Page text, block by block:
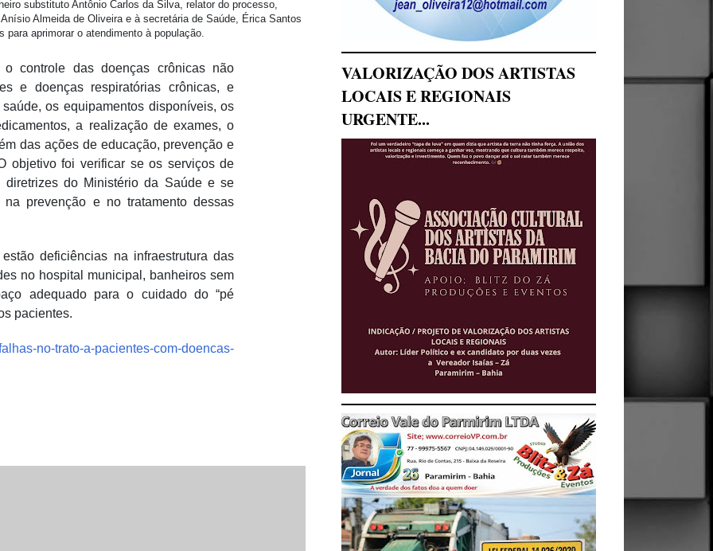
substituto Antônio Carlos da Silva, relator do processo,
Almeida de Oliveira e à secretária de Saúde, Érica Santos
para aprimorar o atendimento à população.
controle das doenças crônicas não
e doenças respiratórias crônicas, e
os equipamentos disponíveis, os
a realização de exames, o
das ações de educação, prevenção e
objetivo foi verificar se os serviços de
do Ministério da Saúde e se
prevenção e no tratamento dessas
deficiências na infraestrutura das
no hospital municipal, banheiros sem
adequado para o cuidado do “pé
pacientes.
no-trato-a-pacientes-com-doencas-
VALORIZAÇÃO DOS ARTISTAS
LOCAIS E REGIONAIS
URGENTE...